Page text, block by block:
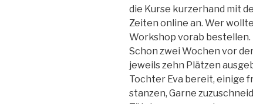
die Kurse kurzerhand mit
Zeiten online an. Wer
Workshop vorab
Schon zwei Wochen vor
jeweils zehn Plätzen
Tochter Eva bereit, einige
stanzen, Garne